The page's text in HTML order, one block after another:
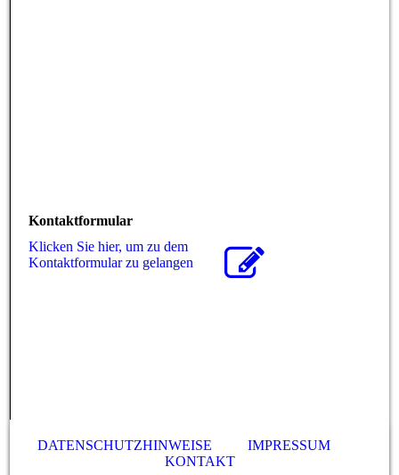
Kontaktformular
Klicken Sie hier, um zu dem
Kon­takt­for­mu­lar zu gelangen
DATENSCHUTZHINWEISE IMPRESSUM
KONTAKT